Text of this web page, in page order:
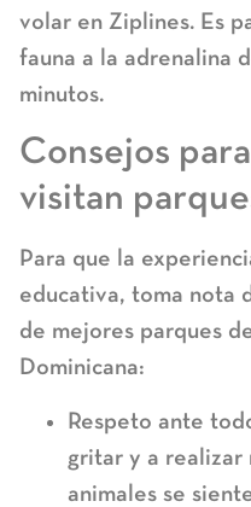
volar en Ziplines. Es
fauna a la adrenalina
minutos.
Consejos
visitan
Para que la
educativa, toma nota
de mejores parques
Dominicana:
Respeto ante
gritar y a realizar
animales se